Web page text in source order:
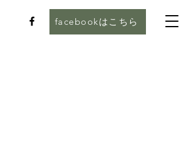
facebookはこちら